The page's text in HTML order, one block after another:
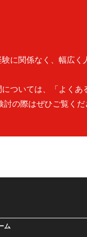
に関係なく、幅広く
ついては、「よくあ
討の際はぜひご覧く
ム